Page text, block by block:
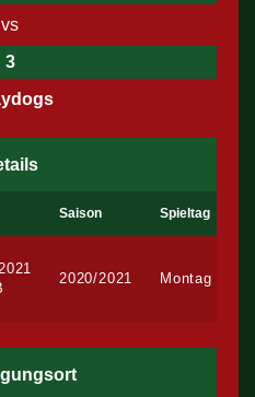
vs
3
Saison Spieltag
2020/2021 Montag